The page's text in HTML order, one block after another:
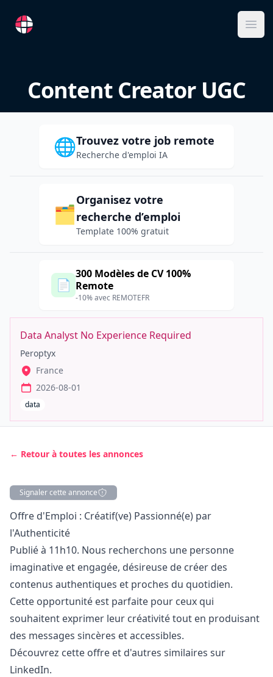
RemoteFR
Content Creator UGC
🌐Trouvez votre job remote
Recherche d'emploi IA
🗂️
Organisez votre
recherche d’emploi
Template 100% gratuit
📄
300 Modèles de CV 100%
Remote
-10% avec REMOTEFR
Data Analyst No Experience Required
Peroptyx
France
2026-08-01
data
← Retour à toutes les annonces
Signaler cette annonce
Description
Offre d'Emploi : Créatif(ve) Passionné(e) par
l'Authenticité
Publié à 11h10. Nous recherchons une personne
imaginative et engagée, désireuse de créer des
contenus authentiques et proches du quotidien.
Cette opportunité est parfaite pour ceux qui
souhaitent exprimer leur créativité tout en produisant
des messages sincères et accessibles.
Découvrez cette offre et d'autres similaires sur
LinkedIn.